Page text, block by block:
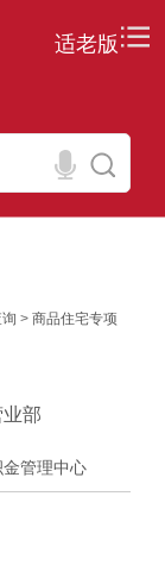
适老版
> 商品住宅专项
部
管理中心